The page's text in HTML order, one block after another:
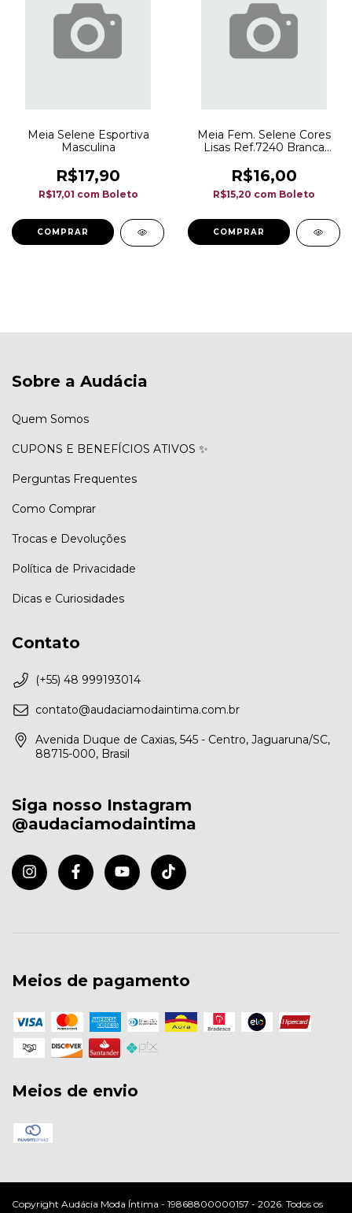
Meia Selene Esportiva
Masculina
R$17,90
R$17,01 com Boleto
COMPRAR
Meia Fem. Selene Cores
Lisas Ref.7240 Branca
R$16,00
R$15,20 com Boleto
COMPRAR
Sobre a Audácia
Quem Somos
CUPONS E BENEFÍCIOS ATIVOS ✨
Perguntas Frequentes
Como Comprar
Trocas e Devoluções
Política de Privacidade
Dicas e Curiosidades
Contato
(+55) 48 999193014
contato@audaciamodaintima.com.br
Avenida Duque de Caxias, 545 - Centro, Jaguaruna/SC,
88715-000, Brasil
Siga nosso Instagram
@audaciamodaintima
Meios de pagamento
Meios de envio
Copyright Audácia Moda Íntima - 19868800000157 - 2026. Todos os